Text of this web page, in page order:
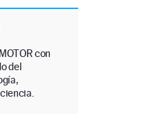
con
del